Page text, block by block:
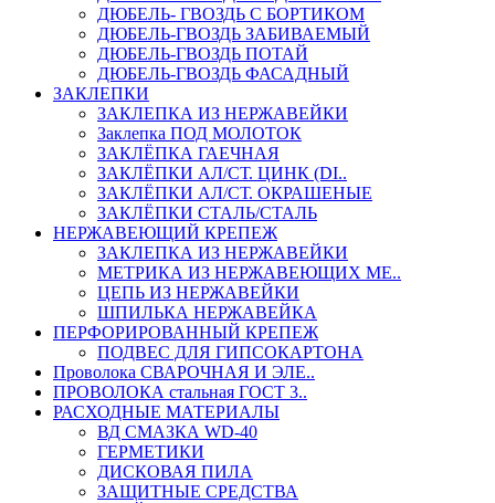
ДЮБЕЛЬ- ГВОЗДЬ С БОРТИКОМ
ДЮБЕЛЬ-ГВОЗДЬ ЗАБИВАЕМЫЙ
ДЮБЕЛЬ-ГВОЗДЬ ПОТАЙ
ДЮБЕЛЬ-ГВОЗДЬ ФАСАДНЫЙ
ЗАКЛЕПКИ
ЗАКЛЕПКА ИЗ НЕРЖАВЕЙКИ
Заклепка ПОД МОЛОТОК
ЗАКЛЁПКА ГАЕЧНАЯ
ЗАКЛЁПКИ АЛ/СТ. ЦИНК (DI..
ЗАКЛЁПКИ АЛ/СТ. ОКРАШЕНЫЕ
ЗАКЛЁПКИ СТАЛЬ/СТАЛЬ
НЕРЖАВЕЮЩИЙ КРЕПЕЖ
ЗАКЛЕПКА ИЗ НЕРЖАВЕЙКИ
МЕТРИКА ИЗ НЕРЖАВЕЮЩИХ МЕ..
ЦЕПЬ ИЗ НЕРЖАВЕЙКИ
ШПИЛЬКА НЕРЖАВЕЙКА
ПЕРФОРИРОВАННЫЙ КРЕПЕЖ
ПОДВЕС ДЛЯ ГИПСОКАРТОНА
Проволока СВАРОЧНАЯ И ЭЛЕ..
ПРОВОЛОКА стальная ГОСТ 3..
РАСХОДНЫЕ МАТЕРИАЛЫ
ВД СМАЗКА WD-40
ГЕРМЕТИКИ
ДИСКОВАЯ ПИЛА
ЗАЩИТНЫЕ СРЕДСТВА